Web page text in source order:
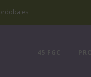
45 FGC